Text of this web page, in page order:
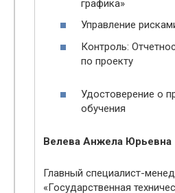
графика»
Управление
Контроль:
по проекту
Удостоверение о
обучения
Велева Анжела Юрьевна
Главный специалист-
«Государственная